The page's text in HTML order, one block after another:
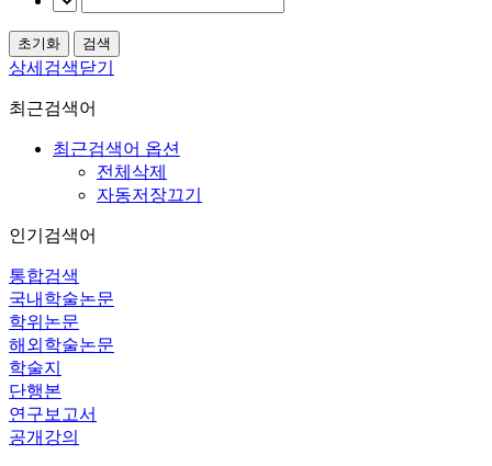
상세검색닫기
최근검색어
최근검색어 옵션
전체삭제
자동저장끄기
인기검색어
통합검색
국내학술논문
학위논문
해외학술논문
학술지
단행본
연구보고서
공개강의